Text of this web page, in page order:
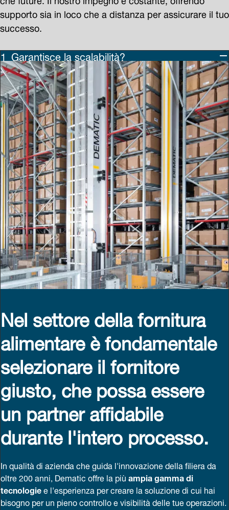
supporto sia in loco che a distanza per assicurare il tuo
successo.
Garantisce la scalabilità?
Nel settore della fornitura
alimentare è fondamentale
selezionare il fornitore
giusto, che possa essere
un partner affidabile
durante l'intero processo.
In qualità di azienda che guida l'innovazione della filiera da
oltre 200 anni, Dematic offre la piùampia gamma di
tecnologiee l'esperienza per creare la soluzione di cui hai
bisogno per un pieno controllo e visibilità delle tue operazioni.